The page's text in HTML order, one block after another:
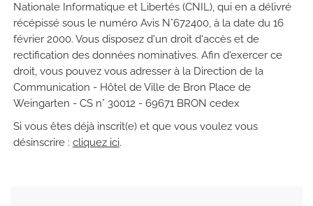
Nationale Informatique et Libertés (CNIL), qui en a délivré
récépissé sous le numéro Avis N°672400, à la date du 16
février 2000. Vous disposez d'un droit d'accès et de
rectification des données nominatives. Afin d'exercer ce
droit, vous pouvez vous adresser à la Direction de la
Communication - Hôtel de Ville de Bron Place de
Weingarten - CS n° 30012 - 69671 BRON cedex
Si vous êtes déjà inscrit(e) et que vous voulez vous
désinscrire : cliquez ici.